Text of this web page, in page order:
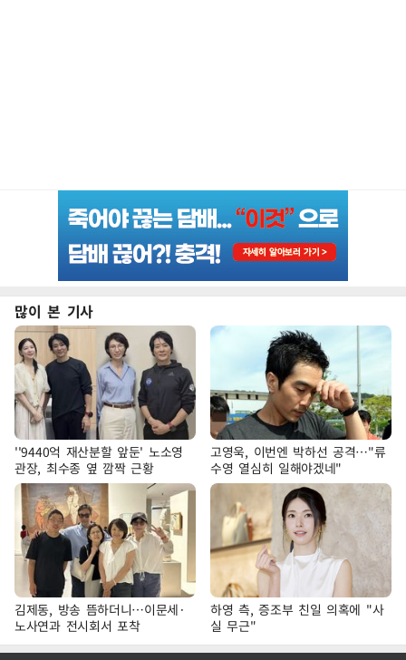
많이 본 기사
''9440억 재산분할 앞둔' 노소영
관장, 최수종 옆 깜짝 근황
고영욱, 이번엔 박하선 공격…"류
수영 열심히 일해야겠네"
김제동, 방송 뜸하더니…이문세·
노사연과 전시회서 포착
하영 측, 증조부 친일 의혹에 "사
실 무근"